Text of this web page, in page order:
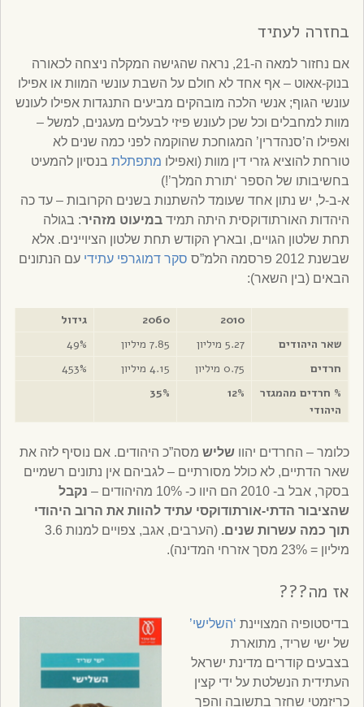
בחזרה לעתיד
אם נחזור למאה ה-21, נראה שהגישה המקלה ניצחה לכאורה
בנוק-אאוט – אף אחד לא חולם על השבת עונשי המוות או אפילו
עונשי הגוף; אנשי הלכה מובהקים מביעים התנגדות אפילו לעונש
מוות למחבלים וכל שכן לעונש פיזי לבעלים מעגנים, למשל –
ואפילו ה’סנהדרין’ המגוחכת שהוקמה לפני כמה שנים לא
טורחת להוציא גזרי דין מוות (ואפילו מתפתלת בנסיון להמעיט
בחשיבותו של הספר ‘תורת המלך’!)
א-ב-ל, יש נתון אחד שעומד להשתנות בשנים הקרובות – עד כה
היהדות האורתודוקסית היתה תמידבמיעוט מזהיר: בגולה
תחת שלטון הגויים, ובארץ הקודש תחת שלטון הציויינים. אלא
שבשנת 2012 פרסמה הלמ”ס
סקר דמוגרפי עתידי עם הנתונים
הבאים (בין השאר):
2010
2060
גידול
שאר היהודים
5.27 מיליון 7.85 מיליון
49%
חרדים
0.75 מיליון 4.15 מיליון
453%
% חרדים מהמגזר
היהודי
12%
35%
כלומר – החרדים יהוושליש מסה”כ היהודים. אם נוסיף לזה את
שאר הדתיים, לא כולל מסורתיים – לגביהם אין נתונים רשמיים
בסקר, אבל ב- 2010 הם היוו כ- 10% מהיהודים –
נקבל
שהציבור הדתי-אורתודוקסי עתיד להוות את הרוב היהודי
תוך כמה עשרות שנים.
(הערבים, אגב, צפויים למנות 3.6
מיליון = 23% מסך אזרחי המדינה).
אז מה???
בדיסטופיה המצויינת ‘השלישי’
של ישי שריד, מתוארת
בצבעים קודרים מדינת ישראל
העתידית הנשלטת על ידי קצין
כריזמטי שחזר בתשובה והפך